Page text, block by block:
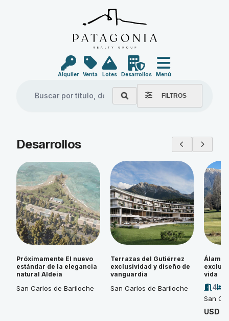
Alquiler Venta Lotes Desarrollos Menú
FILTROS
Explore our properties
Desarrollos
Próximamente El nuevo
estándar de la elegancia
natural Aldeia
San Carlos de Bariloche
Terrazas del Gutiérrez
exclusividad y diseño de
vanguardia
San Carlos de Bariloche
vida
4
San
USD